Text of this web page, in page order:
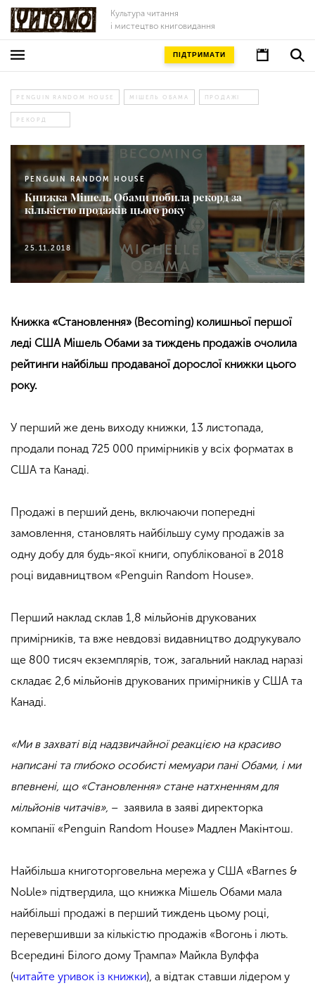
Культура читання
і мистецтво книговидання
ПІДТРИМАТИ
PENGUIN RANDOM HOUSE МІШЕЛЬ ОБАМА ПРОДАЖІ
РЕКОРД
PENGUIN RANDOM HOUSE
Книжка Мішель Обами побила рекорд за
кількістю продажів цього року
25.11.2018
Книжка «Становлення» (Becoming) колишньої першої
леді США Мішель Обами за тиждень продажів очолила
рейтинги найбільш продаваної дорослої книжки цього
року.
У перший же день виходу книжки, 13 листопада,
продали понад 725 000 примірників у всіх форматах в
США та Канаді.
Продажі в перший день, включаючи попередні
замовлення, становлять найбільшу суму продажів за
одну добу для будь-якої книги, опублікованої в 2018
році видавництвом «Penguin Random House».
Перший наклад склав 1,8 мільйонів друкованих
примірників, та вже невдовзі видавництво додрукувало
ще 800 тисяч екземплярів, тож, загальний наклад наразі
складає 2,6 мільйонів друкованих примірників у США та
Канаді.
«Ми в захваті від надзвичайної реакцією на красиво
написані та глибоко особисті мемуари пані Обами, і ми
впевнені, що «Становлення» стане натхненням для
мільйонів читачів», – заявила в заяві директорка
компанії «Penguin Random House» Мадлен Макінтош.
Найбільша книготорговельна мережа у США «Barnes &
Noble» підтвердила, що книжка Мішель Обами мала
найбільші продажі в перший тиждень цьому році,
перевершивши за кількістю продажів «Вогонь і лють.
Всередині Білого дому Трампа» Майкла Вулффа
(читайте уривок із книжки), а відтак ставши лідером у